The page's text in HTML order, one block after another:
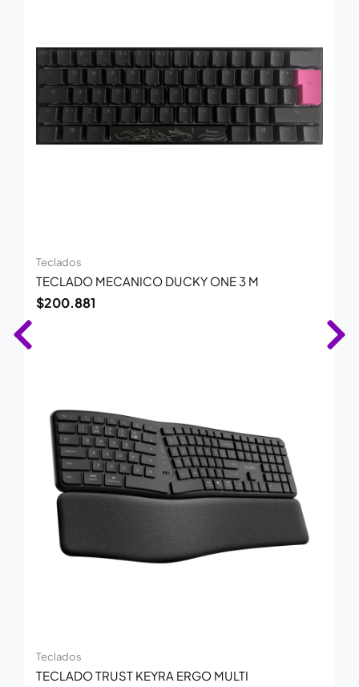
Teclados
TECLADO MECANICO DUCKY ONE 3 M
$200.881
Teclados
TECLADO TRUST KEYRA ERGO MULTI